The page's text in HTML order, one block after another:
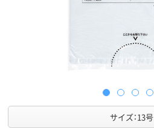
サイズ：13号